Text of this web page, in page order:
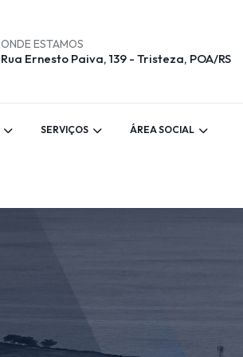
ONDE ESTAMOS
Rua Ernesto Paiva, 139 - Tristeza, POA/RS
SERVIÇOS ÁREA SOCIAL